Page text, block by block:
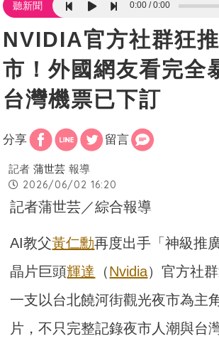
聽新聞 0:00 0:00
NVIDIA官方社群狂
市！外國網友看完全
台灣機票已下訂
分享 留言
記者 蒲世芸 報導
2026/06/02 16:20
記者蒲世芸／綜合報導
AI教父黃仁勳再度出手「神級推
晶片巨頭輝達 （Nvidia）官方社
一支以台北饒河街觀光夜市為主
片，不只完整記錄夜市人潮與台